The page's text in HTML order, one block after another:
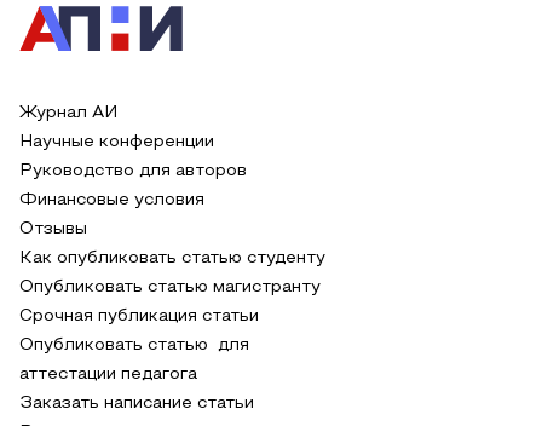
Журнал АИ
Научные конференции
Руководство для авторов
Финансовые условия
Отзывы
Как опубликовать статью студенту
Опубликовать статью магистранту
Срочная публикация статьи
Опубликовать статью для
аттестации педагога
Заказать написание статьи